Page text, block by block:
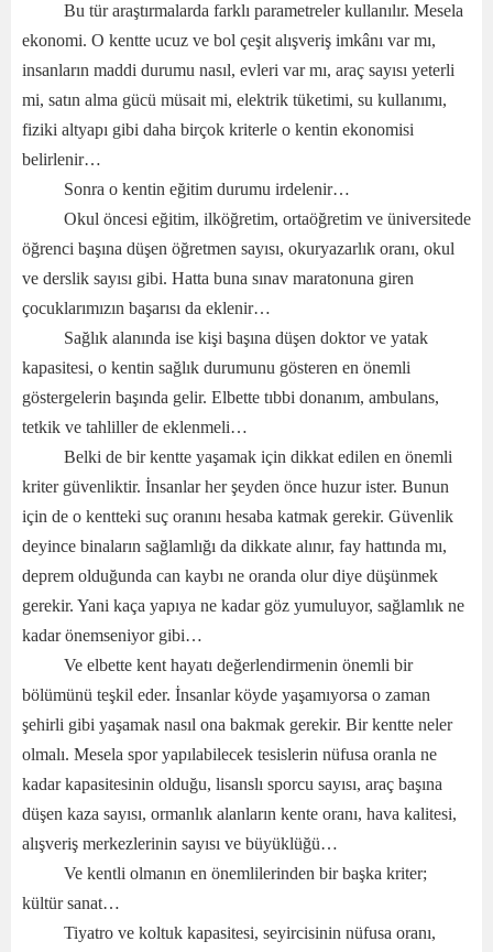
Bu tür araştırmalarda farklı parametreler kullanılır. Mesela
ekonomi. O kentte ucuz ve bol çeşit alışveriş imkânı var mı,
insanların maddi durumu nasıl, evleri var mı, araç sayısı yeterli
mi, satın alma gücü müsait mi, elektrik tüketimi, su kullanımı,
fiziki altyapı gibi daha birçok kriterle o kentin ekonomisi
belirlenir…
Sonra o kentin eğitim durumu irdelenir…
Okul öncesi eğitim, ilköğretim, ortaöğretim ve üniversitede
öğrenci başına düşen öğretmen sayısı, okuryazarlık oranı, okul
ve derslik sayısı gibi. Hatta buna sınav maratonuna giren
çocuklarımızın başarısı da eklenir…
Sağlık alanında ise kişi başına düşen doktor ve yatak
kapasitesi, o kentin sağlık durumunu gösteren en önemli
göstergelerin başında gelir. Elbette tıbbi donanım, ambulans,
tetkik ve tahliller de eklenmeli…
Belki de bir kentte yaşamak için dikkat edilen en önemli
kriter güvenliktir. İnsanlar her şeyden önce huzur ister. Bunun
için de o kentteki suç oranını hesaba katmak gerekir. Güvenlik
deyince binaların sağlamlığı da dikkate alınır, fay hattında mı,
deprem olduğunda can kaybı ne oranda olur diye düşünmek
gerekir. Yani kaça yapıya ne kadar göz yumuluyor, sağlamlık ne
kadar önemseniyor gibi…
Ve elbette kent hayatı değerlendirmenin önemli bir
bölümünü teşkil eder. İnsanlar köyde yaşamıyorsa o zaman
şehirli gibi yaşamak nasıl ona bakmak gerekir. Bir kentte neler
olmalı. Mesela spor yapılabilecek tesislerin nüfusa oranla ne
kadar kapasitesinin olduğu, lisanslı sporcu sayısı, araç başına
düşen kaza sayısı, ormanlık alanların kente oranı, hava kalitesi,
alışveriş merkezlerinin sayısı ve büyüklüğü…
Ve kentli olmanın en önemlilerinden bir başka kriter;
kültür sanat…
Tiyatro ve koltuk kapasitesi, seyircisinin nüfusa oranı,